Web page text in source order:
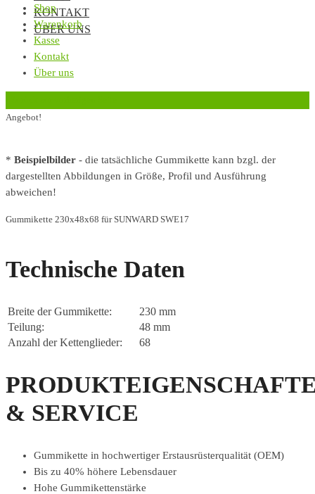
KONTAKT
ÜBER UNS
Shop
Warenkorb
Kasse
Kontakt
Über uns
Angebot!
* Beispielbilder - die tatsächliche Gummikette kann bzgl. der
dargestellten Abbildungen in Größe, Profil und Ausführung
abweichen!
Gummikette 230x48x68 für SUNWARD SWE17
Technische Daten
Breite der Gummikette:
230 mm
Teilung:
48 mm
Anzahl der Kettenglieder:
68
& SERVICE
Gummikette in hochwertiger Erstausrüsterqualität (OEM)
Bis zu 40% höhere Lebensdauer
Hohe Gummikettenstärke